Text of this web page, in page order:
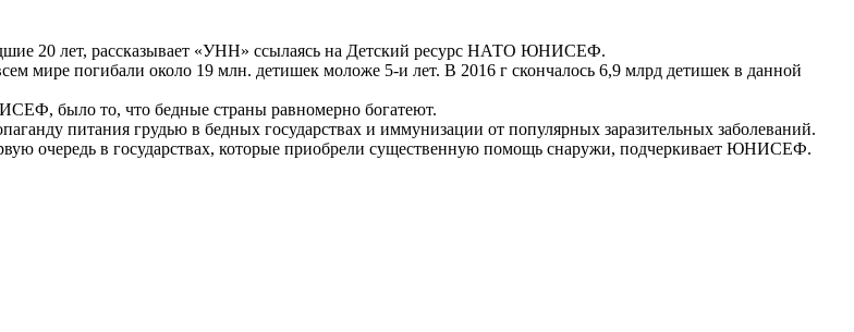
20 лет, рассказывает «УНН» ссылаясь на Детский ресурс НАТО ЮНИСЕФ.
мире погибали около 19 млн. детишек моложе 5-и лет. В 2016 г скончалось 6,9 млрд детишек в данной
было то, что бедные страны равномерно богатеют.
питания грудью в бедных государствах и иммунизации от популярных заразительных заболеваний.
очередь в государствах, которые приобрели существенную помощь снаружи, подчеркивает ЮНИСЕФ.